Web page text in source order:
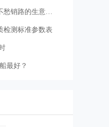
什么生意一年四季都可以做，一年四季不愁销路的生意推荐
检测标准参数表
最好？